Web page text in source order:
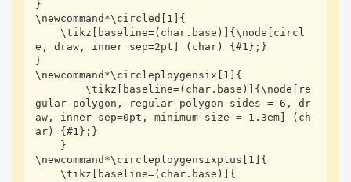
}
\newcommand*\circled[1]{
    \tikz[baseline=(char.base)]{\node[circl
e, draw, inner sep=2pt] (char) {#1};}
}
\newcommand*\circleploygensix[1]{
        \tikz[baseline=(char.base)]{\node[re
gular polygon, regular polygon sides = 6, dr
aw, inner sep=0pt, minimum size = 1.3em] (ch
ar) {#1};}
\newcommand*\circleploygensixplus[1]{
    \tikz[baseline=(char.base)]{